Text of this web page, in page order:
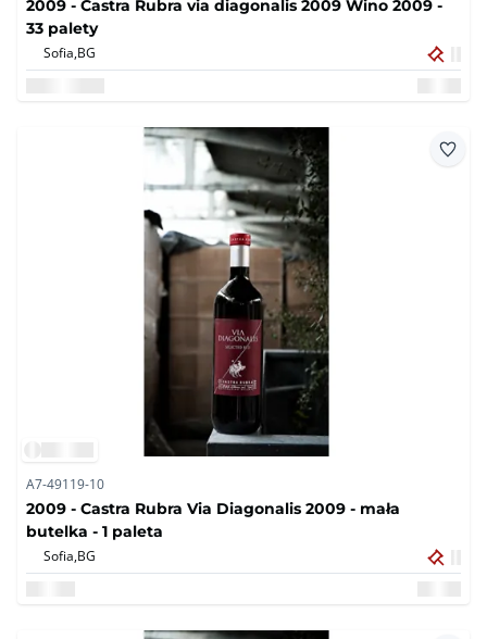
2009 - Castra Rubra via diagonalis 2009 Wino 2009 -
33 palety
Sofia,BG
A7-49119-10
2009 - Castra Rubra Via Diagonalis 2009 - mała
butelka - 1 paleta
Sofia,BG